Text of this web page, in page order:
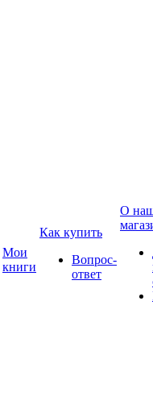
Мои
книги
Как купить
Вопрос-
ответ
О